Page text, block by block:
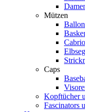
Mützen
Caps
Kopftücher
Fascinators